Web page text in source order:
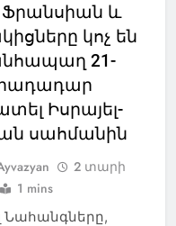
Ֆրանսիան և
կոչ են
21-
Իսրայել-
սահմանին
2 տարի
1 mins
Նահանգները,